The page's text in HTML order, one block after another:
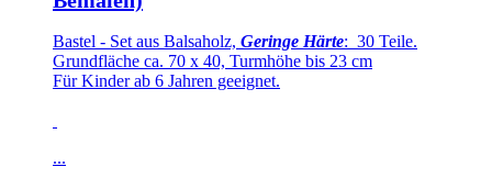
Bastel - Set aus Balsaholz, Geringe Härte: 30 Teile.
Grundfläche ca. 70 x 40, Turmhöhe bis 23 cm
Für Kinder ab 6 Jahren geeignet.
...